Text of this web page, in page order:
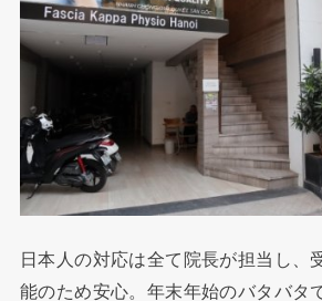
日本人の対応は全て院長が担当し、
能のため安心。年末年始のバタバタ